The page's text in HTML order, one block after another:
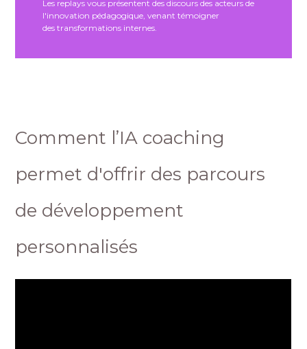
Les replays vous présentent des discours des acteurs de
l'innovation pédagogique, venant témoigner
des transformations internes.
Comment l’IA coaching
permet d'offrir des parcours
de développement
personnalisés